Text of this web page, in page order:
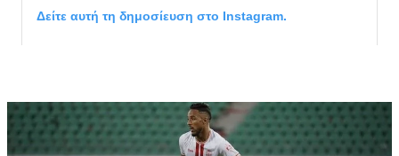
Δείτε αυτή τη δημοσίευση στο Instagram.